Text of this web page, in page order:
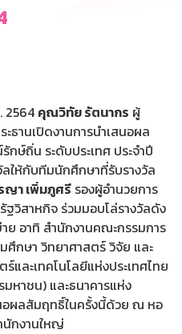
2564 คุณวิทัย รัตนากร ผู้
ธานเปิดงานการนำเสนอผล
ษ์ถิ่น ระดับประเทศ ประจำปี
ให้กับทีมนักศึกษาที่รับรางวัล
า เพิ่มภูศรี รองผู้อำนวยการ
วิสาหกิจ ร่วมมอบโล่รางวัลดัง
ย อาทิ สำนักงานคณะกรรมการ
ศึกษา วิทยาศาสตร์ วิจัย และ
ละเทคโนโลยีแห่งประเทศไทย
าชน) และธนาคารแห่ง
อผลสัมฤทธิ์ในครั้งนี้ด้วย ณ หอ
นักงานใหญ่